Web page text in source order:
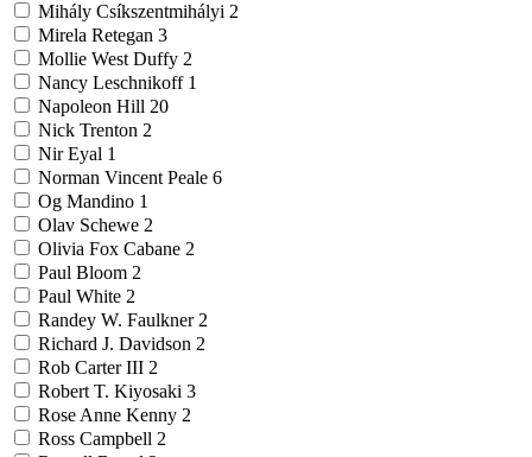
Mihály Csíkszentmihályi 2
Mirela Retegan 3
Mollie West Duffy 2
Nancy Leschnikoff 1
Napoleon Hill 20
Nick Trenton 2
Nir Eyal 1
Norman Vincent Peale 6
Og Mandino 1
Olav Schewe 2
Olivia Fox Cabane 2
Paul Bloom 2
Paul White 2
Randey W. Faulkner 2
Richard J. Davidson 2
Rob Carter III 2
Robert T. Kiyosaki 3
Rose Anne Kenny 2
Ross Campbell 2